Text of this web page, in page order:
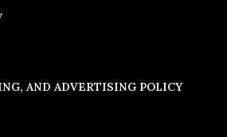
AND ADVERTISING POLICY